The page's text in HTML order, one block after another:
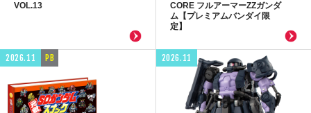
VOL.13
CORE フルアーマーZZガンダ
ム【プレミアムバンダイ限
定】
2026.11 PB 2026.11